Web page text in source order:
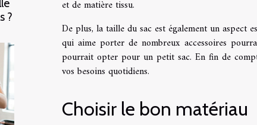
?
et de matière tissu.
De plus, la taille du sac est également un aspect
qui aime porter de nombreux accessoires
pourrait opter pour un petit sac. En fin de
vos besoins quotidiens.
Choisir le bon matériau